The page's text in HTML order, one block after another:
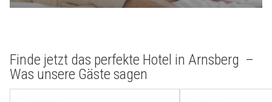
Finde jetzt das perfekte Hotel in Arnsberg –
Was unsere Gäste sagen